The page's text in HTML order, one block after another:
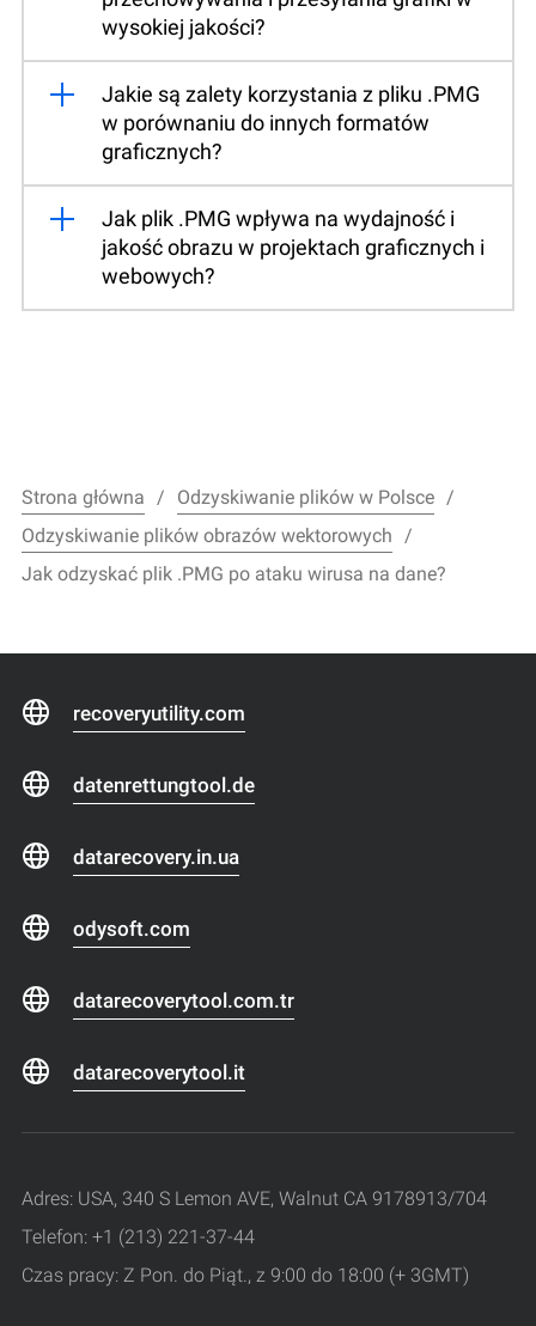
wysokiej jakości?
Jakie są zalety korzystania z pliku .PMG
w porównaniu do innych formatów
graficznych?
Jak plik .PMG wpływa na wydajność i
jakość obrazu w projektach graficznych i
webowych?
Strona główna
Odzyskiwanie plików w Polsce
Odzyskiwanie plików obrazów wektorowych
Jak odzyskać plik .PMG po ataku wirusa na dane?
recoveryutility.com
datenrettungtool.de
datarecovery.in.ua
odysoft.com
datarecoverytool.com.tr
datarecoverytool.it
Adres: USA, 340 S Lemon AVE, Walnut CA 9178913/704
Telefon: +1 (213) 221-37-44
Czas pracy: Z Pon. do Piąt., z 9:00 do 18:00 (+ 3GMT)